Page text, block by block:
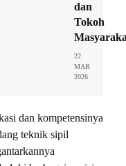
dan
Tokoh
22
MAR
2026
dan kompetensinya
teknik sipil